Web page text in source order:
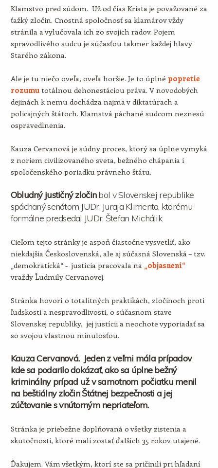
Klamstvo pred súdom. Už od čias Krista je považované za
ťažký zločin. Cnostná spoločnosť sa klamárov vždy
stránila a vylučovala ich zo svojich radov. Pojem
spravodlivého sudcu je súčasťou takmer každej hlavy
Starého zákona.
Ale je tu niečo oveľa, oveľa horšie. Je to úplné popretie
rozumutotálnou dehonestáciou práva. V novodobých
dejinách k nemu dochádza najmä v diktatúrach a
policajných štátoch. Klamstvá páchané sudcom neznesú
ospravedlnenia.
Kauza Cervanová je súdny proces, ktorý sa úplne vymyká
z noriem civilizovaného sveta, bežného chápania i
spoločenského poriadku právneho štátu.
Obludný justičný zločinbol v Slovenskej republike
spáchaný senátom JUDr. Juraja Klimenta, ktorému
formálne predsedal JUDr. Štefan Michálik.
Cieľom tejto stránky je aspoň čiastočne vysvetliť, ako
niekdajšia Československá, ale aj súčasná Slovenská – tzv.
„demokratická“ - justícia pracovala na „objasnení“
vraždy Ľudmily Cervanovej.
Stránka hovorí o totalitných praktikách, zločinoch proti
ľudskosti a nespravodlivosti, o súčasnom stave
Slovenskej republiky, jej justícii a neochote vyporiadať sa
so svojou vlastnou minulosťou.
Kauza Cervanová. Jeden z veľmi mála prípadov
kde sa podarilo dokázať, ako sa úplne bežný
kriminálny prípad už v samotnom počiatku menil
na beštiálny zločin Štátnej bezpečnosti a jej
zúčtovanie s vnútorným nepriateľom.
Stránka je priebežne doplňovaná o všetky zistenia a
skutočnosti, ktoré mali zostať ďalších 35 rokov utajené.
Ďakujem. Vám všetkým, ktorí ste sa pričinili pri hľadaní